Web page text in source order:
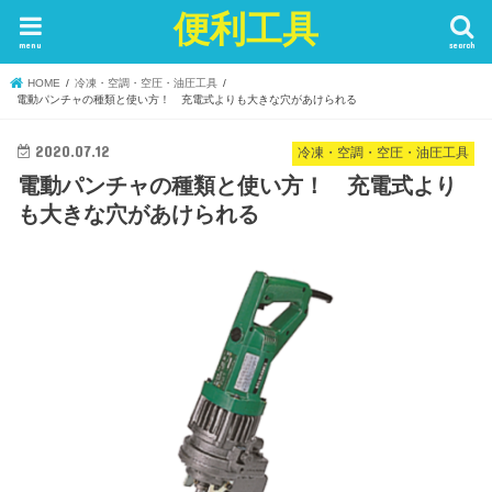
便利工具 search
menu
HOME
冷凍・空調・空圧・油圧工具
電動パンチャの種類と使い方！ 充電式よりも大きな穴があけられる
冷凍・空調・空圧・油圧工具
2020.07.12
電動パンチャの種類と使い方！ 充電式より
も大きな穴があけられる